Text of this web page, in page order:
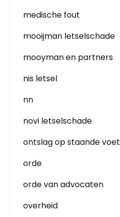
medische fout
mooijman letselschade
mooyman en partners
nis letsel
nn
novi letselschade
ontslag op staande voet
orde
orde van advocaten
overheid